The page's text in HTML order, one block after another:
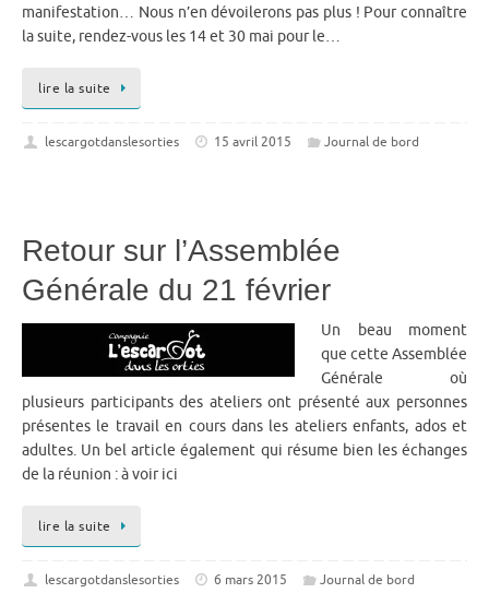
manifestation… Nous n’en dévoilerons pas plus ! Pour connaître
la suite, rendez-vous les 14 et 30 mai pour le…
lire la suite
lescargotdanslesorties 15 avril 2015 Journal de bord
Retour sur l’Assemblée
Générale du 21 février
Un beau moment
que cette Assemblée
Générale où
plusieurs participants des ateliers ont présenté aux personnes
présentes le travail en cours dans les ateliers enfants, ados et
adultes. Un bel article également qui résume bien les échanges
de la réunion : à voir ici
lire la suite
lescargotdanslesorties 6 mars 2015 Journal de bord